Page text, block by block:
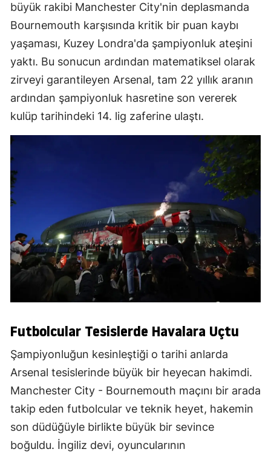
büyük rakibi Manchester City'nin deplasmanda
Bournemouth karşısında kritik bir puan kaybı
yaşaması, Kuzey Londra'da şampiyonluk ateşini
yaktı. Bu sonucun ardından matematiksel olarak
zirveyi garantileyen Arsenal, tam 22 yıllık aranın
ardından şampiyonluk hasretine son vererek
kulüp tarihindeki 14. lig zaferine ulaştı.
Futbolcular Tesislerde Havalara Uçtu
Şampiyonluğun kesinleştiği o tarihi anlarda
Arsenal tesislerinde büyük bir heyecan hakimdi.
Manchester City - Bournemouth maçını bir arada
takip eden futbolcular ve teknik heyet, hakemin
son düdüğüyle birlikte büyük bir sevince
boğuldu. İngiliz devi, oyuncularının